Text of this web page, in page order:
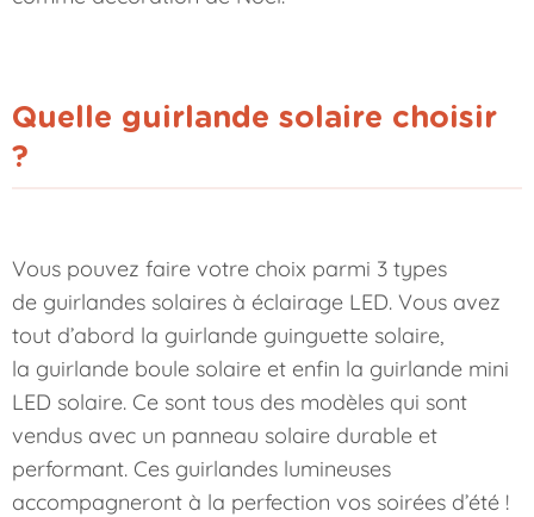
Quelle guirlande solaire choisir
?
Vous pouvez faire votre choix parmi 3 types
de guirlandes solaires à éclairage LED. Vous avez
tout d’abord la guirlande guinguette solaire
la guirlande boule solaire et enfin la guirlande mini
LED solaire. Ce sont tous des modèles qui sont
vendus avec un panneau solaire durable et
performant. Ces guirlandes lumineuses
accompagneront à la perfection vos soirées d’été !